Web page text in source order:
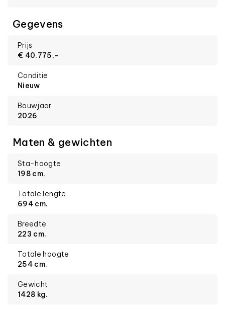
Gegevens
Prijs
€ 40.775,-
Conditie
Nieuw
Bouwjaar
2026
Maten & gewichten
Sta-hoogte
198 cm.
Totale lengte
694 cm.
Breedte
223 cm.
Totale hoogte
254 cm.
Gewicht
1428 kg.